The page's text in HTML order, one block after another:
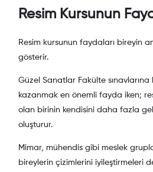
Resim Kursunun
Resim kursunun faydaları bireyin
gösterir.
Güzel Sanatlar Fakülte sınavlarına
kazanmak en önemli fayda iken;
olan birinin kendisini daha fazla
oluşturur.
Mimar, mühendis gibi meslek
bireylerin çizimlerini iyileştirmeleri